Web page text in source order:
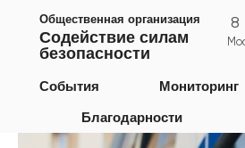
8
Общественная организация
Содействие силам
безопасности
Мониторинг
События
Благодарности